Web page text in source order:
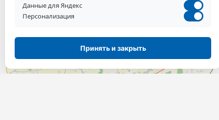
Спросить вуз
Данные для Яндекс
Персонализация
Принять и закрыть